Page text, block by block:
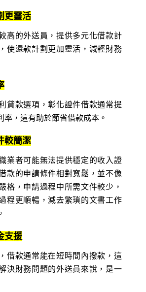
更靈活
高的外送員，提供多元化借款計
使還款計劃更加靈活，減輕財務
貸款選項，彰化證件借款通常提
率，這有助於節省借款成本。
較簡潔
業者可能無法提供穩定的收入證
款的申請條件相對寬鬆，並不像
格，申請過程中所需文件較少，
程更順暢，減去繁瑣的文書工作
支援
借款通常能在短時間內撥款，這
決財務問題的外送員來說，是一